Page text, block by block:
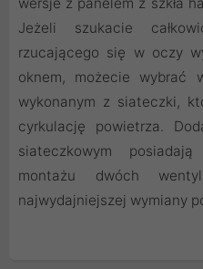
wersje z panelem z szkła
Jeżeli szukacie
rzucającego się w oczy
oknem, możecie wybrać
wykonanym z siateczki,
cyrkulację powietrza.
siateczkowym
montażu dwóch
najwydajniejszej wymiany